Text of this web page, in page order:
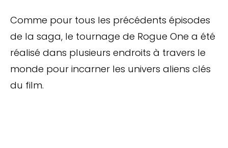
Comme pour tous les précédents épisodes
de la saga, le tournage de Rogue One a été
réalisé dans plusieurs endroits à travers le
monde pour incarner les univers aliens clés
du film.